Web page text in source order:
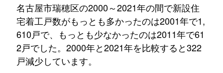
名古屋市瑞穂区の2000～2021年の間で新設住
宅着工戸数がもっとも多かったのは2001年で1,
610戸で、もっとも少なかったのは2011年で61
2戸でした。2000年と2021年を比較すると322
戸減少しています。